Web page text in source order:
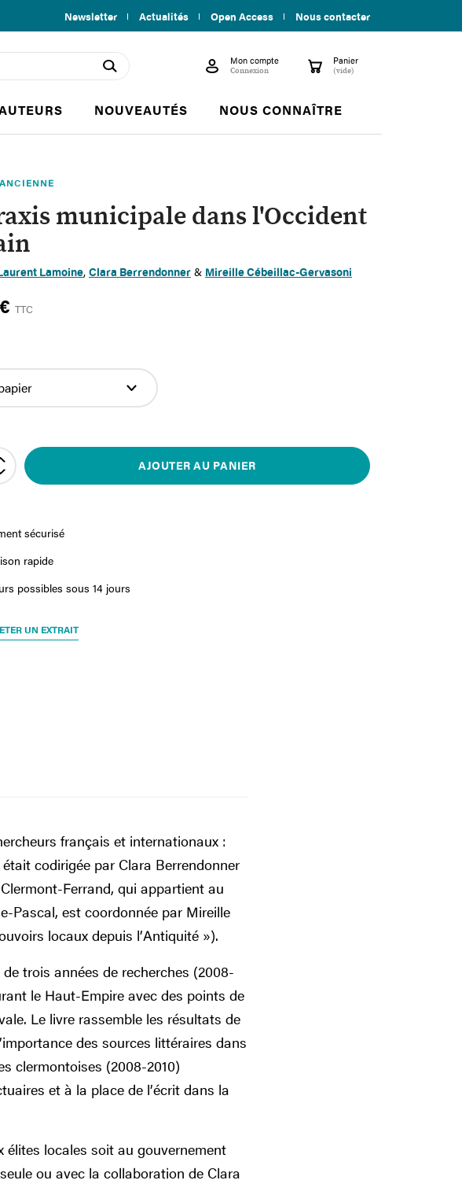
Newsletter Actualités Open Access Nous contacter
search  Mon compte
Connexion shopping_cart Panier
(vide)
NOUVEAUTÉS NOUS CONNAÎTRE
municipale dans l'Occident
Lamoine, Clara Berrendonner & Mireille Cébeillac-Gervasoni
TTC
AJOUTER AU PANIER
sécurisé
rapide
possibles sous 14 jours
UN EXTRAIT
français et internationaux :
codirigée par Clara Berrendonner
Ferrand, qui appartient au
Pascal, est coordonnée par Mireille
locaux depuis l’Antiquité »).
trois années de recherches (2008-
le Haut-Empire avec des points de
Le livre rassemble les résultats de
des sources littéraires dans
clermontoises (2008-2010)
et à la place de l’écrit dans la
élites locales soit au gouvernement
ou avec la collaboration de Clara